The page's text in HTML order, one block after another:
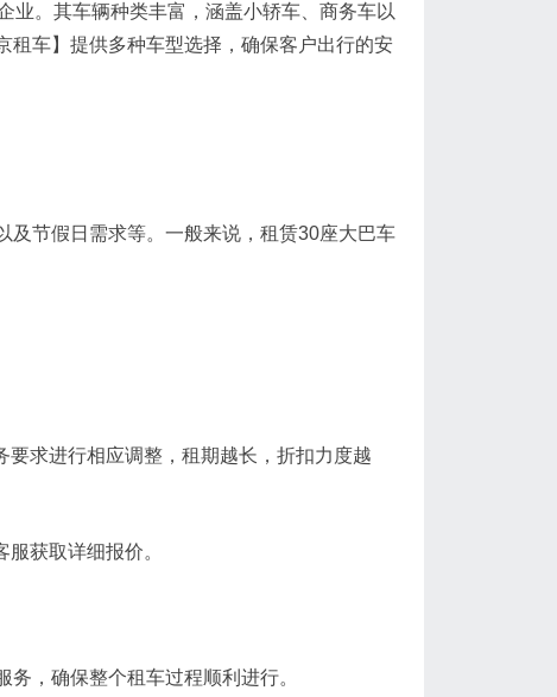
。其车辆种类丰富，涵盖小轿车、商务车以
租车】提供多种车型选择，确保客户出行的安
节假日需求等。一般来说，租赁30座大巴车
求进行相应调整，租期越长，折扣力度越
获取详细报价。
，确保整个租车过程顺利进行。